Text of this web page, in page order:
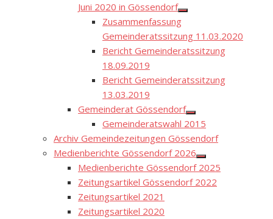
Juni 2020 in Gössendorf
Show
menu
Zusammenfassung
Gemeinderatssitzung 11.03.2020
Bericht Gemeinderatssitzung
18.09.2019
Bericht Gemeinderatssitzung
13.03.2019
Gemeinderat Gössendorf
Show
sub
menu
Gemeinderatswahl 2015
Archiv Gemeindezeitungen Gössendorf
Medienberichte Gössendorf 2026
Show
sub
menu
Medienberichte Gössendorf 2025
Zeitungsartikel Gössendorf 2022
Zeitungsartikel 2021
Zeitungsartikel 2020